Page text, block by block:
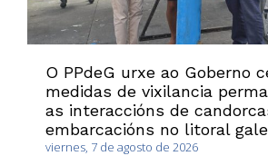
O PPdeG urxe ao Goberno
medidas de vixilancia
as interaccións de
embarcacións no litoral
viernes, 7 de agosto de 2026